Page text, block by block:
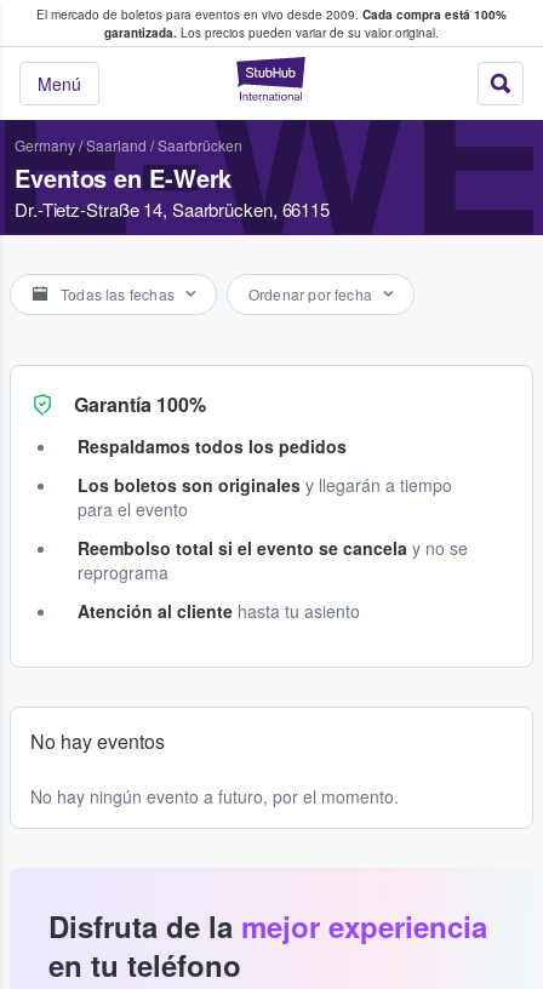
El mercado de boletos para eventos en vivo desde 2009. Cada compra está 100%
garantizada. Los precios pueden variar de su valor original.
StubHub: donde
Menú
fans compran y venden boletos
Germany/Saarland /Saarbrücken
Eventos en E-Werk
Dr.-Tietz-Straße 14, Saarbrücken, 66115
Todas las fechas Ordenar por fecha
Garantía 100%
Respaldamos todos los pedidos
Los boletos son originales y llegarán a tiempo
para el evento
Reembolso total si el evento se cancela y no se
reprograma
Atención al cliente hasta tu asiento
No hay eventos
No hay ningún evento a futuro, por el momento.
Disfruta de la mejor experiencia
en tu teléfono